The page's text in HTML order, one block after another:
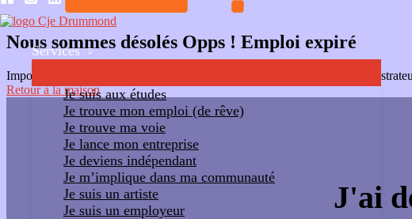
Services
Je suis aux études
Je trouve mon emploi (de rêve)
Je trouve ma voie
Je lance mon entreprise
Je deviens indépendant
Je m’implique dans ma communauté
Je suis un artiste
Je suis un employeur
Nous sommes désolés Opps ! Emploi expiré
Impossible d'accéder au lien. Le travail a expiré. Veuillez contacter
Retour à la maison
J'ai